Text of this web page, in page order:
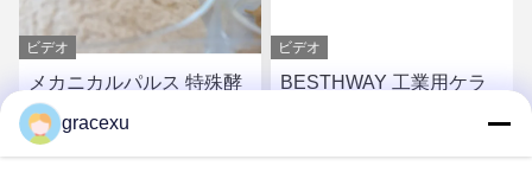
ビデオ
メカニカルパルス 特殊酵
素粉末と液体 ISO9001
ビデオ
BESTHWAY 工業用ケラ
gracexu